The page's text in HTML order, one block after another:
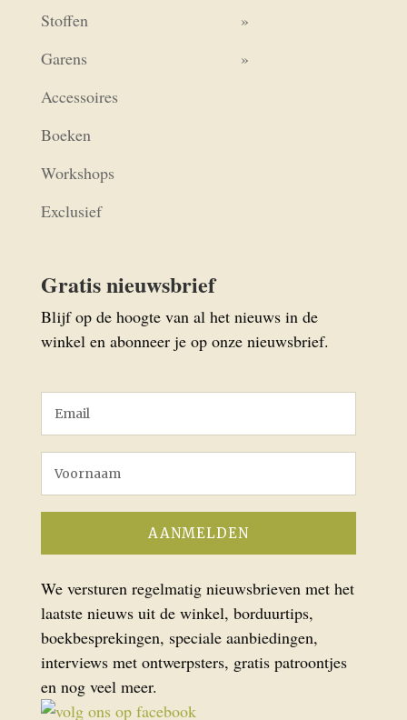
Stoffen
Garens
Accessoires
Boeken
Workshops
Exclusief
Gratis nieuwsbrief
Blijf op de hoogte van al het nieuws in de
winkel en abonneer je op onze nieuwsbrief.
We versturen regelmatig nieuwsbrieven met het
laatste nieuws uit de winkel, borduurtips,
boekbesprekingen, speciale aanbiedingen,
interviews met ontwerpsters, gratis patroontjes
en nog veel meer.